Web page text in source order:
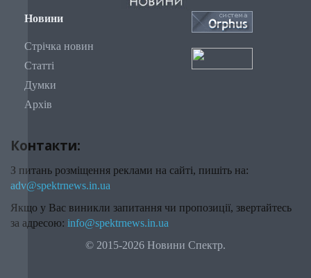
Новини
Стрічка новин
Статті
Думки
Архів
Контакти:
З питань розміщення реклами на сайті, пишіть на:
adv@spektrnews.in.ua
Якщо у Вас виникли запитання чи пропозиції, звертайтесь
за адресою: info@spektrnews.in.ua
© 2015-2026 Новини Спектр.